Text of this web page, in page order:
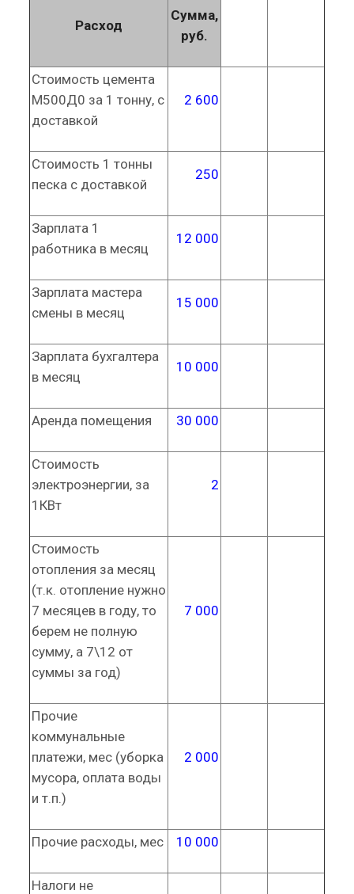
Расход
Сумма,
руб.
Стоимость цемента
М500Д0 за 1 тонну, с
доставкой
2 600
Стоимость 1 тонны
песка с доставкой
250
Зарплата 1
работника в месяц
12 000
Зарплата мастера
смены в месяц
15 000
Зарплата бухгалтера
в месяц
10 000
Аренда помещения 30 000
Стоимость
электроэнергии, за
1КВт
2
Стоимость
отопления за месяц
(т.к. отопление нужно
7 месяцев в году, то
берем не полную
сумму, а 7\12 от
суммы за год)
7 000
Прочие
коммунальные
платежи, мес (уборка
мусора, оплата воды
и т.п.)
2 000
Прочие расходы, мес 10 000
Налоги не